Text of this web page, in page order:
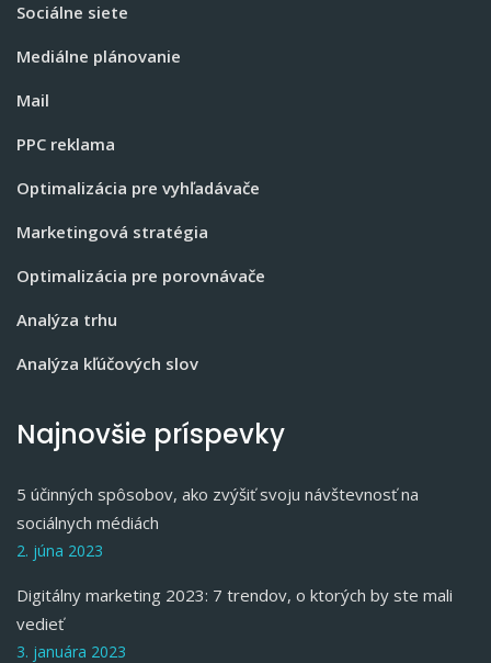
Sociálne siete
Mediálne plánovanie
Mail
PPC reklama
Optimalizácia pre vyhľadávače
Marketingová stratégia
Optimalizácia pre porovnávače
Analýza trhu
Analýza kľúčových slov
Najnovšie príspevky
5 účinných spôsobov, ako zvýšiť svoju návštevnosť na
sociálnych médiách
2. júna 2023
Digitálny marketing 2023: 7 trendov, o ktorých by ste mali
vedieť
3. januára 2023